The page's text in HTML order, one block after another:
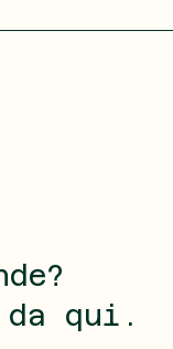
da qui.